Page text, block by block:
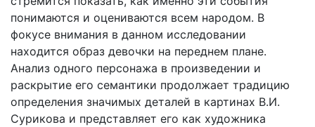
понимаются и оцениваются всем народом. В
фокусе внимания в данном исследовании
находится образ девочки на переднем плане.
Анализ одного персонажа в произведении и
раскрытие его семантики продолжает традицию
определения значимых деталей в картинах В.И.
Сурикова и представляет его как художника